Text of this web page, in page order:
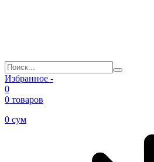
Избранное -
0
0 товаров
0 сум